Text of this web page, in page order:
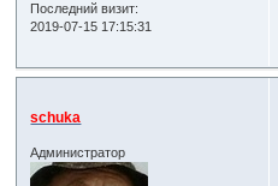
Последний визит:
2019-07-15 17:15:31
schuka
Администратор